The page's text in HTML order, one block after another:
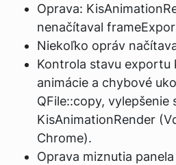
Oprava:
nenačítaval
Niekoľko opráv
Kontrola stavu exportu
animácie a chybové
QFile::copy,
KisAnimationRender
Chrome).
Oprava miznutia